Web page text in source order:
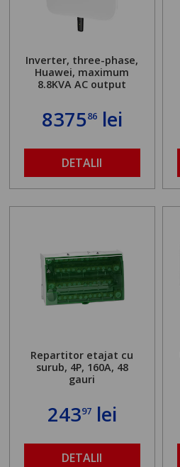
Inverter, three-phase,
Huawei, maximum
8.8KVA AC output
837586lei
DETALII
Repartitor etajat cu
surub, 4P, 160A, 48
gauri
24397lei
DETALII